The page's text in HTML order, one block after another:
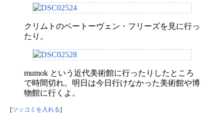
クリムトのベートーヴェン・フリーズを見に行っ
たり。
mumok という近代美術館に行ったりしたところ
で時間切れ。明日は今日行けなかった美術館や博
物館に行くよ。
[ツッコミを入れる]